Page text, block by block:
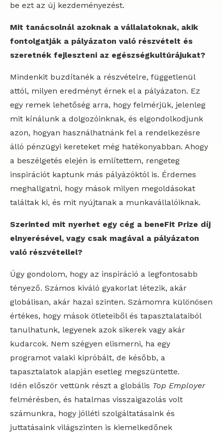
be ezt az új kezdeményezést.
Mit tanácsolnál azoknak a vállalatoknak, akik
fontolgatják a pályázaton való részvételt és
szeretnék fejleszteni az egészségkultúrájukat?
Mindenkit buzdítanék a részvételre, függetlenül
attól, milyen eredményt érnek el a pályázaton. Ez
egy remek lehetőség arra, hogy felmérjük, jelenleg
mit kínálunk a dolgozóinknak, és elgondolkodjunk
azon, hogyan használhatnánk fel a rendelkezésre
álló pénzügyi kereteket még hatékonyabban. Ahogy
a beszélgetés elején is említettem, rengeteg
inspirációt kaptunk más pályázóktól is. Érdemes
meghallgatni, hogy mások milyen megoldásokat
találtak ki, és mit nyújtanak a munkavállalóiknak.
Szerinted mit nyerhet egy cég a beneFit Prize díj
elnyerésével, vagy csak magával a pályázaton
való részvétellel?
Úgy gondolom, hogy az inspiráció a legfontosabb
tényező. Számos kiváló gyakorlat létezik, akár
globálisan, akár hazai szinten. Számomra különösen
értékes, hogy mások ötleteiből és tapasztalataiból
tanulhatunk, legyenek azok sikerek vagy akár
kudarcok. Nem szégyen elismerni, ha egy
programot valaki kipróbált, de később, a
tapasztalatok alapján esetleg megszüntette.
Idén először vettünk részt a globális Top Employer
felmérésben, és hatalmas visszaigazolás volt
számunkra, hogy jólléti szolgáltatásaink és
juttatásaink világszinten is kiemelkedőnek